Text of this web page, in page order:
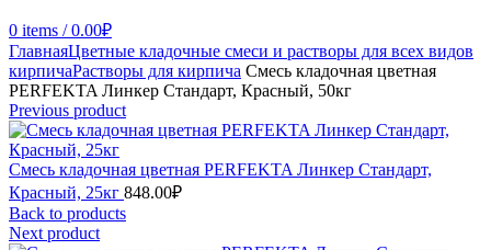
0 items / 0.00₽
ГлавнаяЦветные кладочные смеси и растворы для всех видов
кирпичаРастворы для кирпича Смесь кладочная цветная
PERFEKTA Линкер Стандарт, Красный, 50кг
Previous product
Смесь кладочная цветная PERFEKTA Линкер Стандарт,
Красный, 25кг 848.00₽
Back to products
Next product